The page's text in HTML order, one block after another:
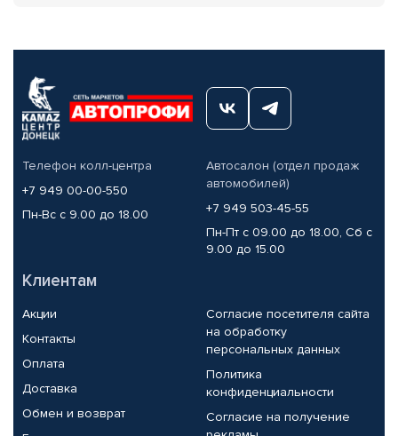
Телефон колл-центра
+7 949 00-00-550
Пн-Вс с 9.00 до 18.00
Автосалон (отдел продаж
автомобилей)
+7 949 503-45-55
Пн-Пт с 09.00 до 18.00, Сб с
9.00 до 15.00
Клиентам
Акции
Контакты
Оплата
Доставка
Обмен и возврат
Согласие посетителя сайта
на обработку
персональных данных
Политика
конфиденциальности
Согласие на получение